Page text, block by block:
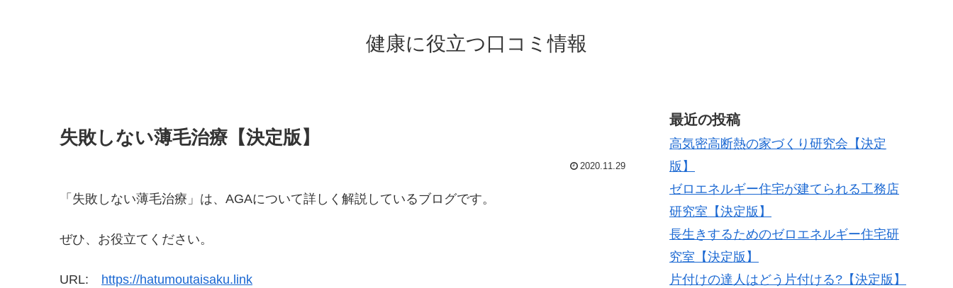
健康に役立つ口コミ情報
失敗しない薄毛治療【決定版】
2020.11.29
「失敗しない薄毛治療」は、AGAについて詳しく解説しているブログです。
ぜひ、お役立てください。
URL: https://hatumoutaisaku.link
最近の投稿
高気密高断熱の家づくり研究会【決定
版】
ゼロエネルギー住宅が建てられる工務店
研究室【決定版】
長生きするためのゼロエネルギー住宅研
究室【決定版】
片付けの達人はどう片付ける?【決定版】